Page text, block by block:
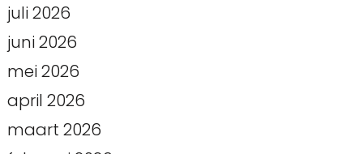
juli 2026
juni 2026
mei 2026
april 2026
maart 2026